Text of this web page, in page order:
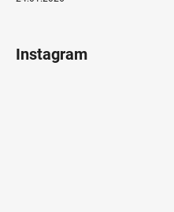
Instagram